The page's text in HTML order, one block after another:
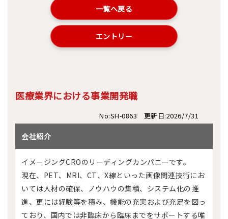
一覧へ戻る
エントリー
医療業界における事業開発職
No:SH-0863 更新日:2026/7/31
会社紹介
イメージングCROのリーディングカンパニーです。
現在、PET、MRI、CT、X線といった画像関連技術にお
いては人材の確保、ノウハウの集積、システム化の推
進、更には経験等を積み、機能の充実および充足を図っ
ており、国内では非臨床から臨床までをサポートする唯